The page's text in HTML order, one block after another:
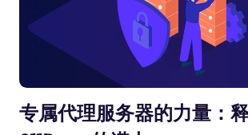
专属代理服务器的力量：